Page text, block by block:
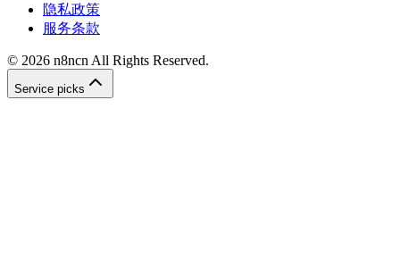
隐私政策
服务条款
© 2026 n8ncn All Rights Reserved.
Service picks